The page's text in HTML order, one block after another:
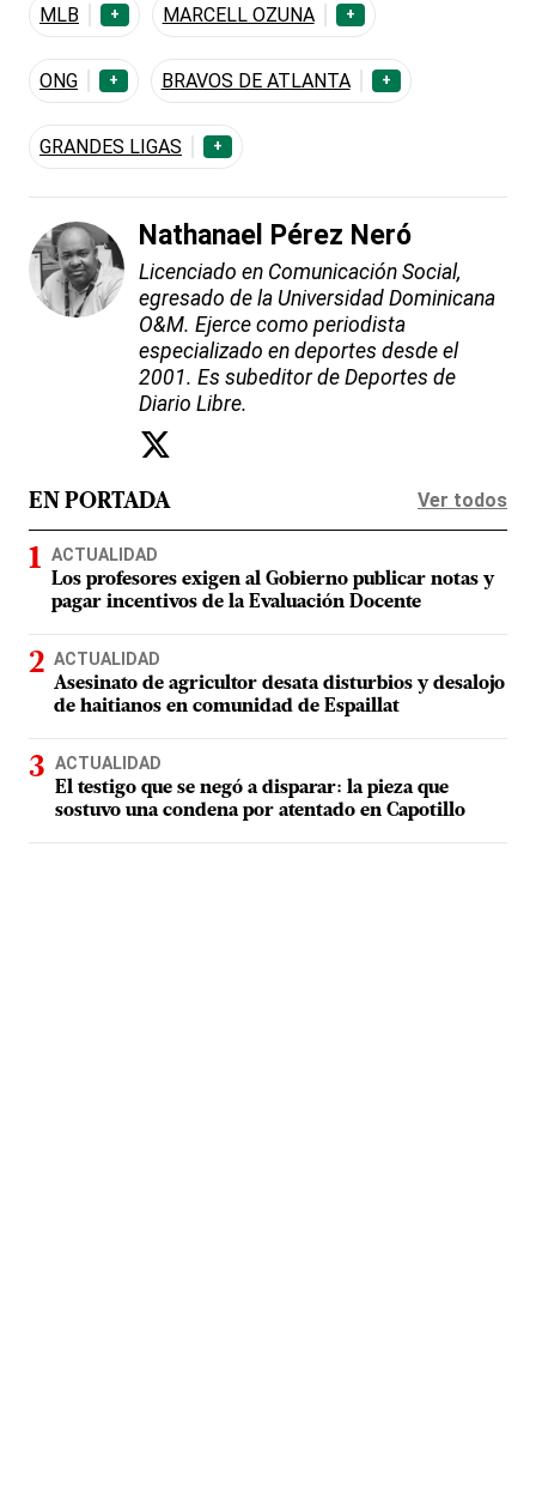
MLB + MARCELL OZUNA +
ONG + BRAVOS DE ATLANTA +
GRANDES LIGAS +
Nathanael Pérez Neró
Licenciado en Comunicación Social,
egresado de la Universidad Dominicana
O&M. Ejerce como periodista
especializado en deportes desde el
2001. Es subeditor de Deportes de
Diario Libre.
EN PORTADA Ver todos
ACTUALIDAD
Los profesores exigen al Gobierno publicar notas y
pagar incentivos de la Evaluación Docente
ACTUALIDAD
Asesinato de agricultor desata disturbios y desalojo
de haitianos en comunidad de Espaillat
ACTUALIDAD
El testigo que se negó a disparar: la pieza que
sostuvo una condena por atentado en Capotillo